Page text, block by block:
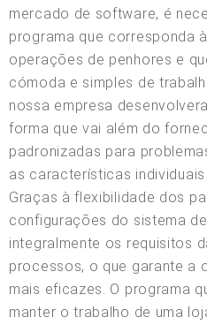
mercado de software, é
programa que corresponda
operações de penhores e
cómoda e simples de
nossa empresa
forma que vai além do
padronizadas para
as características
Graças à flexibilidade dos
configurações do sistema
integralmente os requisitos
processos, o que garante a
mais eficazes. O programa
manter o trabalho de uma